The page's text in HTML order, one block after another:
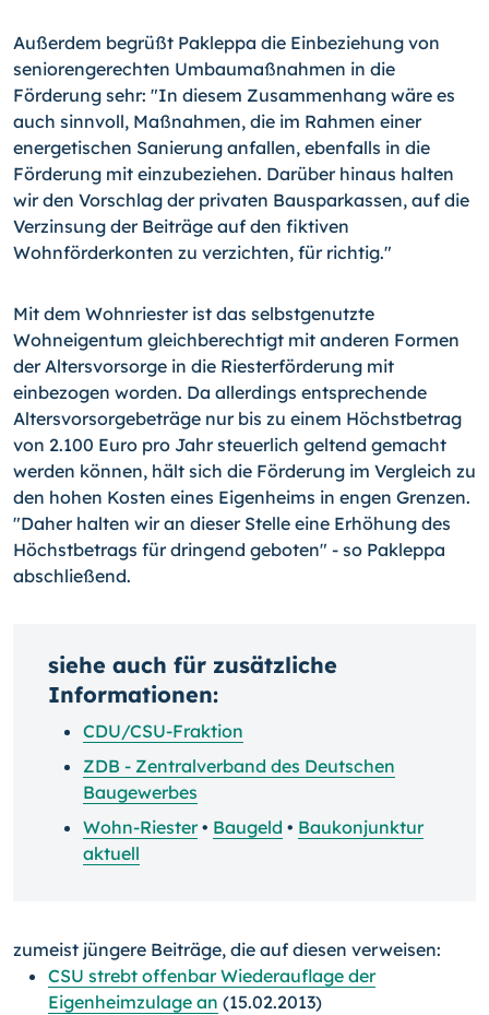
Außerdem begrüßt Pakleppa die Einbeziehung von
seniorengerechten Umbaumaßnahmen in die
Förderung sehr: "In diesem Zusammenhang wäre es
auch sinnvoll, Maßnahmen, die im Rahmen einer
energetischen Sanierung anfallen, ebenfalls in die
Förderung mit einzubeziehen. Darüber hinaus halten
wir den Vorschlag der privaten Bausparkassen, auf die
Verzinsung der Beiträge auf den fiktiven
Wohnförderkonten zu verzichten, für richtig."
Mit dem Wohnriester ist das selbstgenutzte
Wohneigentum gleichberechtigt mit anderen Formen
der Altersvorsorge in die Riesterförderung mit
einbezogen worden. Da allerdings entsprechende
Altersvorsorgebeträge nur bis zu einem Höchstbetrag
von 2.100 Euro pro Jahr steuerlich geltend gemacht
werden können, hält sich die Förderung im Vergleich zu
den hohen Kosten eines Eigenheims in engen Grenzen.
"Daher halten wir an dieser Stelle eine Erhöhung des
Höchstbetrags für dringend geboten" - so Pakleppa
abschließend.
siehe auch für zusätzliche
Informationen:
CDU/CSU-Fraktion
ZDB - Zentralverband des Deutschen
Baugewerbes
Wohn-Riester• Baugeld • Baukonjunktur
aktuell
zumeist jüngere Beiträge, die auf diesen verweisen:
CSU strebt offenbar Wiederauflage der
Eigenheimzulage an (15.02.2013)